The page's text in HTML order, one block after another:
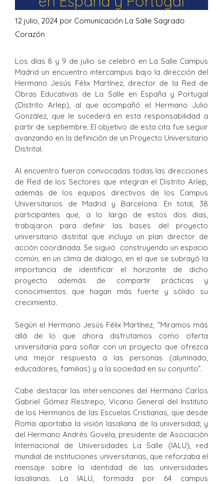
12 julio, 2024 por Comunicación La Salle Sagrado
Corazón
Los días 8 y 9 de julio se celebró en La Salle Campus
Madrid un encuentro intercampus bajo la dirección del
Hermano Jesús Félix Martínez, director de la Red de
Obras Educativas de La Salle en España y Portugal
(Distrito Arlep), al que acompañó el Hermano Julio
González, que le sucederá en esta responsabilidad a
partir de septiembre. El objetivo de esta cita fue seguir
avanzando en la definición de un Proyecto Universitario
Distrital.
Al encuentro fueron convocadas todas las direcciones
de Red de los Sectores que integran el Distrito Arlep,
además de los equipos directivos de los Campus
Universitarios de Madrid y Barcelona. En total, 38
participantes que, a lo largo de estos dos días,
trabajaron para definir las bases del proyecto
universitario distrital que incluya un plan director de
acción coordinada. Se siguió construyendo un espacio
común, en un clima de diálogo, en el que se subrayó la
importancia de identificar el horizonte de dicho
proyecto además de compartir prácticas y
conocimientos que hagan más fuerte y sólido su
crecimiento.
Según el Hermano Jesús Félix Martínez, “Miramos más
allá de lo que ahora disfrutamos como oferta
universitaria para soñar con un proyecto que ofrezca
una mejor respuesta a las personas (alumnado,
educadores, familias) y a la sociedad en su conjunto”.
Cabe destacar las intervenciones del Hermano Carlos
Gabriel Gómez Restrepo, Vicario General del Instituto
de los Hermanos de las Escuelas Cristianas, que desde
Roma aportaba la visión lasaliana de la universidad; y
del Hermano Andrés Govela, presidente de Asociación
Internacional de Universidades La Salle (IALU), red
mundial de instituciones universitarias, que reforzaba el
mensaje sobre la identidad de las universidades
lasalianas. La IALU, formada por 64 campus